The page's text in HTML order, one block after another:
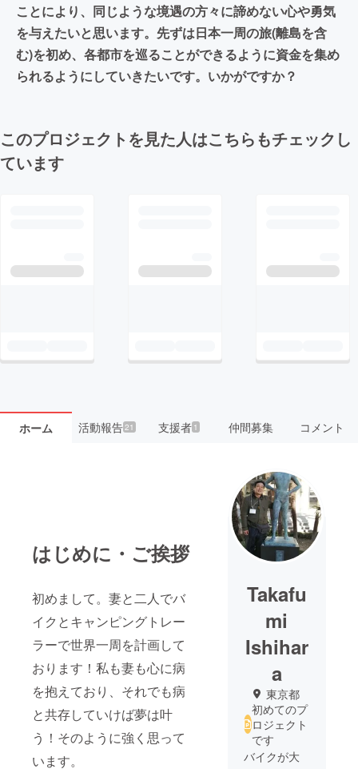
ことにより、同じような境遇の方々に諦めない心や勇気
を与えたいと思います。先ずは日本一周の旅(離島を含
む)を初め、各都市を巡ることができるように資金を集め
られるようにしていきたいです。いかがですか？
このプロジェクトを見た人はこちらもチェックし
ています
ホーム 活動報告21 支援者 1 仲間募集 コメント
はじめに・ご挨拶
初めまして。妻と二人でバ
イクとキャンピングトレー
ラーで世界一周を計画して
おります！私も妻も心に病
を抱えており、それでも病
と共存していけば夢は叶
う！そのように強く思って
います。
Takafu
mi
Ishihar
a
東京都
初めてのプ
ロジェクト
です
バイクが大